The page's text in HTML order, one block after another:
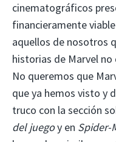
cinematográficos
financieramente
aquellos de nosotros
historias de Marvel
No queremos que
que ya hemos visto y
truco con la sección
del juegoy en Spider-